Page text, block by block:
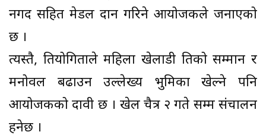
नगद सहित मेडल प्रदान गरिने आयोजकले जनाएको
छ ।
त्यस्तै, प्रतियोगिताले महिला खेलाडी प्रतिको सम्मान र
मनोवल बढाउन उल्लेख्य भुमिका खेल्ने पनि
आयोजकको दावी छ । खेल चैत्र २ गते सम्म संचालन
हनेछ ।